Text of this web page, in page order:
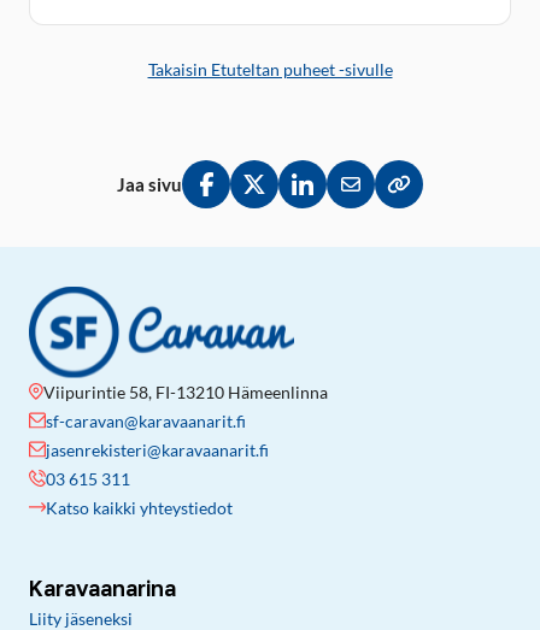
Takaisin Etuteltan puheet -sivulle
Jaa sivu
Jaa Facebookissa
Jaa Twitterissä
Jaa LinkedInissä
Jaa sähköpostitse
Kopioi linkki
Viipurintie 58, FI-13210 Hämeenlinna
sf-caravan@karavaanarit.fi
jasenrekisteri@karavaanarit.fi
03 615 311
Katso kaikki yhteystiedot
Karavaanarina
Liity jäseneksi